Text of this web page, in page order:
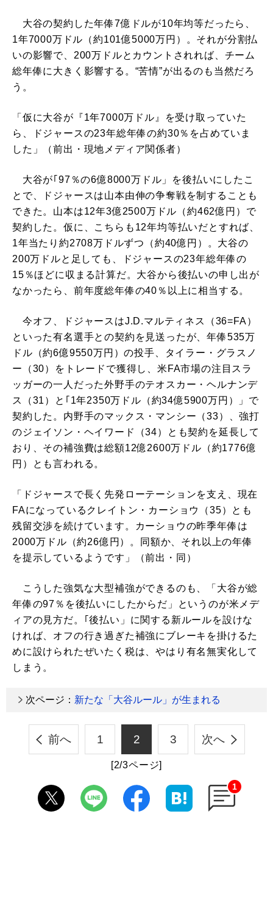
大谷の契約した年俸7億ドルが10年均等だったら、
1年7000万ドル（約101億5000万円）。それが分割払
いの影響で、200万ドルとカウントされれば、チーム
総年俸に大きく影響する。“苦情”が出るのも当然だろ
う。
「仮に大谷が『1年7000万ドル』を受け取っていた
ら、ドジャースの23年総年俸の約30％を占めていま
した」（前出・現地メディア関係者）
大谷が｢97％の6億8000万ドル」を後払いにしたこ
とで、ドジャースは山本由伸の争奪戦を制することも
できた。山本は12年3億2500万ドル（約462億円）で
契約した。仮に、こちらも12年均等払いだとすれば、
1年当たり約2708万ドルずつ（約40億円）。大谷の
200万ドルと足しても、ドジャースの23年総年俸の
15％ほどに収まる計算だ。大谷から後払いの申し出が
なかったら、前年度総年俸の40％以上に相当する。
今オフ、ドジャースはJ.D.マルティネス（36=FA）
といった有名選手との契約を見送ったが、年俸535万
ドル（約6億9550万円）の投手、タイラー・グラスノ
ー（30）をトレードで獲得し、米FA市場の注目スラ
ッガーの一人だった外野手のテオスカー・ヘルナンデ
ス（31）と｢1年2350万ドル（約34億5900万円）」で
契約した。内野手のマックス・マンシー（33）、強打
のジェイソン・ヘイワード（34）とも契約を延長して
おり、その補強費は総額12億2600万ドル（約1776億
円）とも言われる。
「ドジャースで長く先発ローテーションを支え、現在
FAになっているクレイトン・カーショウ（35）とも
残留交渉を続けています。カーショウの昨季年俸は
2000万ドル（約26億円）。同額か、それ以上の年俸
を提示しているようです」（前出・同）
こうした強気な大型補強ができるのも、「大谷が総
年俸の97％を後払いにしたからだ」というのが米メデ
ィアの見方だ。｢後払い」に関する新ルールを設けな
ければ、オフの行き過ぎた補強にブレーキを掛けるた
めに設けられたぜいたく税は、やはり有名無実化して
しまう。
次ページ： 新たな「大谷ルール」が生まれる
前へ 1 2 3 次へ
[2/3ページ]
1